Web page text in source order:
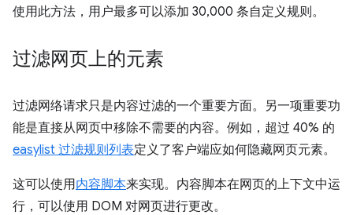
使用此方法，用户最多可以添加 30,000 条自定义规则。
过滤网页上的元素
过滤网络请求只是内容过滤的一个重要方面。另一项重要功
能是直接从网页中移除不需要的内容。例如，超过 40% 的
easylist 过滤规则列表定义了客户端应如何隐藏网页元素。
这可以使用内容脚本来实现。内容脚本在网页的上下文中运
行，可以使用 DOM 对网页进行更改。